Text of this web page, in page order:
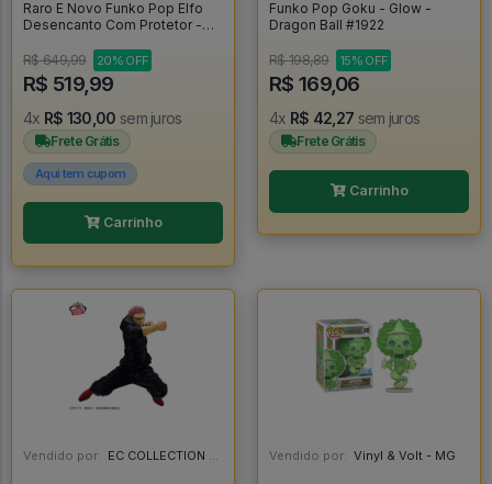
Raro E Novo Funko Pop Elfo
Desencanto Com Protetor -
R$ 649,99
20% OFF
R$ 519,99
4x R$ 130,00 sem juros
Frete Grátis
Aqui tem cupom
Carrinho
Funko Pop Goku - Glow -
Dragon Ball #1922
R$ 198,89 15% OFF
R$ 169,06
4x R$ 42,27 sem juros
Frete Grátis
Carrinho
Vendido por: EC COLLECTION - SP Vendido por: Vinyl & Volt - MG